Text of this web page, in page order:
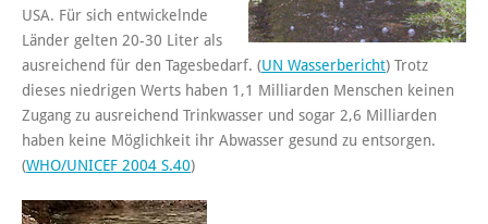
USA. Für sich entwickelnde
Länder gelten 20-30 Liter als
ausreichend für den Tagesbedarf. (UN Wasserbericht) Trotz
dieses niedrigen Werts haben 1,1 Milliarden Menschen keinen
Zugang zu ausreichend Trinkwasser und sogar 2,6 Milliarden
haben keine Möglichkeit ihr Abwasser gesund zu entsorgen.
(WHO/UNICEF 2004 S.40)